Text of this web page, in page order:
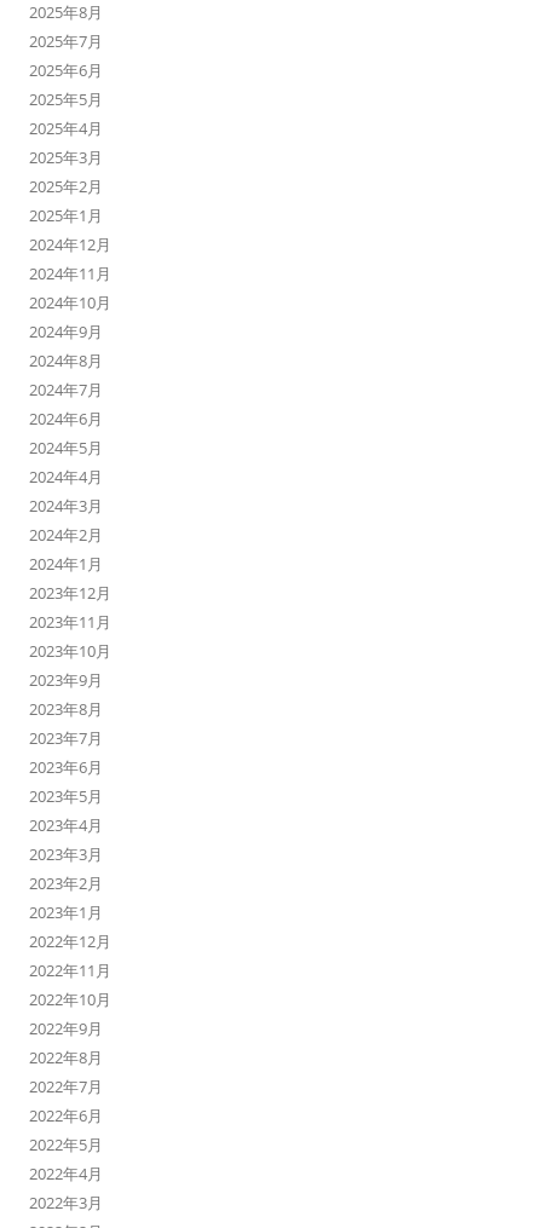
2025年8月
2025年7月
2025年6月
2025年5月
2025年4月
2025年3月
2025年2月
2025年1月
2024年12月
2024年11月
2024年10月
2024年9月
2024年8月
2024年7月
2024年6月
2024年5月
2024年4月
2024年3月
2024年2月
2024年1月
2023年12月
2023年11月
2023年10月
2023年9月
2023年8月
2023年7月
2023年6月
2023年5月
2023年4月
2023年3月
2023年2月
2023年1月
2022年12月
2022年11月
2022年10月
2022年9月
2022年8月
2022年7月
2022年6月
2022年5月
2022年4月
2022年3月